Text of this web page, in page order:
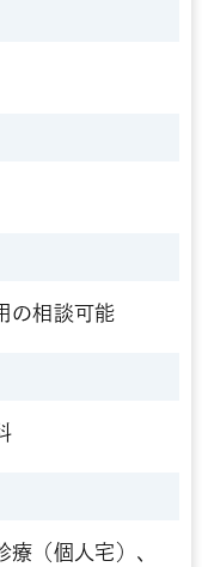
の相談可能
（個人宅）、